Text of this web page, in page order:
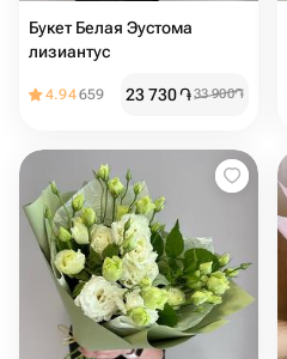
Букет Белая Эустома
лизиантус
4.94659 23 730֏33 900֏